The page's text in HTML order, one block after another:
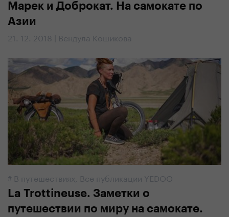
Марек и Доброкат. На самокате по
Азии
21. 12. 2018 | Вендула Кошикова
# В путешествиях Все публикации YEDOO
La Trottineuse. Заметки о
путешествии по миру на самокате.